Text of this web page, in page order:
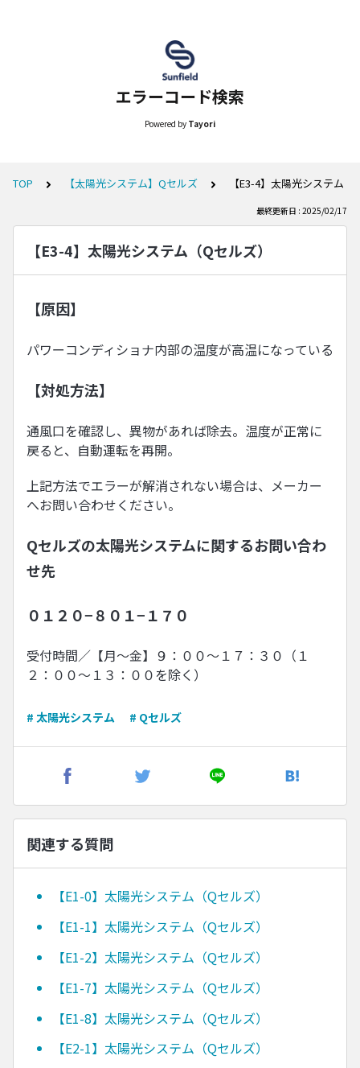
エラーコード検索
Powered by Tayori
TOP 【太陽光システム】Qセルズ 【E3-4】太陽光システム（
最終更新日 : 2025/02/17
【E3-4】太陽光システム（Qセルズ）
【原因】
パワーコンディショナ内部の温度が高温になっている
【対処方法】
通風口を確認し、異物があれば除去。温度が正常に
戻ると、自動運転を再開。
上記方法でエラーが解消されない場合は、メーカー
へお問い合わせください。
Qセルズの太陽光システムに関するお問い合わ
せ先
０１２０−８０１−１７０
受付時間／【月〜金】９：００〜１７：３０（１
２：００〜１３：００を除く）
# 太陽光システム # Qセルズ
関連する質問
【E1-0】太陽光システム（Qセルズ）
【E1-1】太陽光システム（Qセルズ）
【E1-2】太陽光システム（Qセルズ）
【E1-7】太陽光システム（Qセルズ）
【E1-8】太陽光システム（Qセルズ）
【E2-1】太陽光システム（Qセルズ）